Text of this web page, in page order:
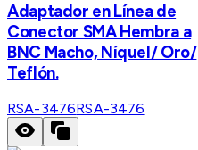
Adaptador en Línea de
Conector SMA Hembra a
BNC Macho, Níquel/ Oro/
Teflón.
RSA-3476RSA-3476